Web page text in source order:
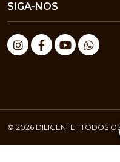
SIGA-NOS
© 2026 DILIGENTE | TODOS